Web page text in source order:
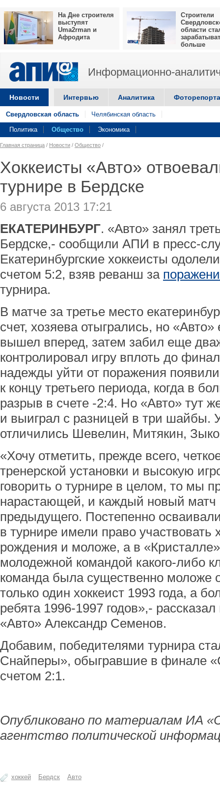
На Дне строителя
выступят
Uma2rman и
Афродита
Строители
области
больше
Информационно-
Новости Интервью Аналитика
Свердловская область Челябинская область
Политика Общество Экономика
Главная страница / Новости / Общество /
Хоккеисты «Авто»
турнире в Бердске
6 августа 2013 17:21
ЕКАТЕРИНБУРГ. «Авто» занял
Бердске,- сообщили АПИ в пресс-
Екатеринбургские хоккеисты
счетом 5:2, взяв реванш за
турнира.
В матче за третье место
счет, хозяева отыгрались, но
вышел вперед, затем забил еще
контролировал игру вплоть до
надежды уйти от поражения
к концу третьего периода, когда в
разрыв в счете -2:4. Но «Авто» тут
и выиграл с разницей в три шайбы.
отличились Шевелин, Митякин,
«Хочу отметить, прежде всего,
тренерской установки и высокую
говорить о турнире в целом, то мы
нарастающей, и каждый новый матч
предыдущего. Постепенно
в турнире имели право участвовать
рождения и моложе, а в
молодежной командой какого-либо
команда была существенно моложе
только один хоккеист 1993 года, а
ребята 1996-1997 годов»,-
«Авто» Александр Семенов.
Добавим, победителями турнира
Снайперы», обыгравшие в финале
счетом 2:1.
Опубликовано по материалам ИА
агентство политической
хоккей Бердск Авто